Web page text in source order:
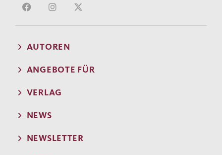
AUTOREN
ANGEBOTE FÜR
VERLAG
NEWS
NEWSLETTER